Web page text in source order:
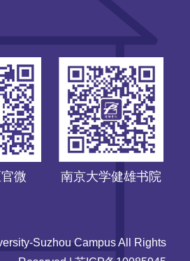
微 南京大学健雄书院
Suzhou Campus All Rights